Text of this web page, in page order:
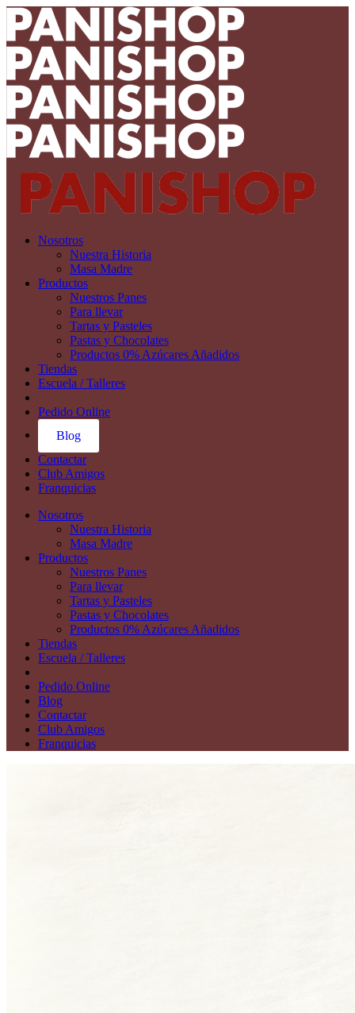
Nosotros
Nuestra Historia
Masa Madre
Productos
Nuestros Panes
Para llevar
Tartas y Pasteles
Pastas y Chocolates
Productos 0% Azúcares Añadidos
Tiendas
Escuela / Talleres
Pedido Online
Blog
Contactar
Club Amigos
Franquicias
Nosotros
Nuestra Historia
Masa Madre
Productos
Nuestros Panes
Para llevar
Tartas y Pasteles
Pastas y Chocolates
Productos 0% Azúcares Añadidos
Tiendas
Escuela / Talleres
Pedido Online
Blog
Contactar
Club Amigos
Franquicias